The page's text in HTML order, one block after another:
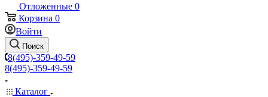
Отложенные 0
Корзина 0
Войти
Поиск
8(495)-359-49-59
8(495)-359-49-59
Каталог